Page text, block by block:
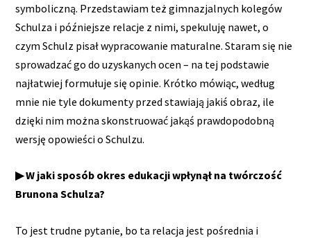
symboliczną. Przedstawiam też gimnazjalnych kolegów
Schulza i późniejsze relacje z nimi, spekuluję nawet, o
czym Schulz pisał wypracowanie maturalne. Staram się nie
sprowadzać go do uzyskanych ocen – na tej podstawie
najłatwiej formułuje się opinie. Krótko mówiąc, według
mnie nie tyle dokumenty przed stawiają jakiś obraz, ile
dzięki nim można skonstruować jakąś prawdopodobną
wersję opowieści o Schulzu.
▶ W jaki sposób okres edukacji wpłynął na twórczość
Brunona Schulza?
To jest trudne pytanie, bo ta relacja jest pośrednia i